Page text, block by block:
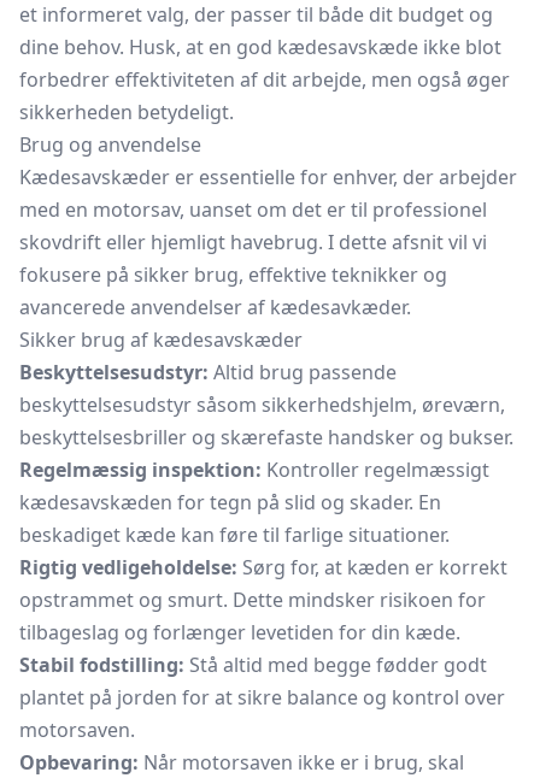
et informeret valg, der passer til både dit budget og
dine behov. Husk, at en god kædesavskæde ikke blot
forbedrer effektiviteten af dit arbejde, men også øger
sikkerheden betydeligt.
Brug og anvendelse
Kædesavskæder er essentielle for enhver, der arbejder
med en motorsav, uanset om det er til professionel
skovdrift eller hjemligt havebrug. I dette afsnit vil vi
fokusere på sikker brug, effektive teknikker og
avancerede anvendelser af kædesavkæder.
Sikker brug af kædesavskæder
Beskyttelsesudstyr: Altid brug passende
beskyttelsesudstyr såsom sikkerhedshjelm, øreværn,
beskyttelsesbriller og skærefaste handsker og bukser.
Regelmæssig inspektion: Kontroller regelmæssigt
kædesavskæden for tegn på slid og skader. En
beskadiget kæde kan føre til farlige situationer.
Rigtig vedligeholdelse: Sørg for, at kæden er korrekt
opstrammet og smurt. Dette mindsker risikoen for
tilbageslag og forlænger levetiden for din kæde.
Stabil fodstilling: Stå altid med begge fødder godt
plantet på jorden for at sikre balance og kontrol over
motorsaven.
Opbevaring: Når motorsaven ikke er i brug, skal